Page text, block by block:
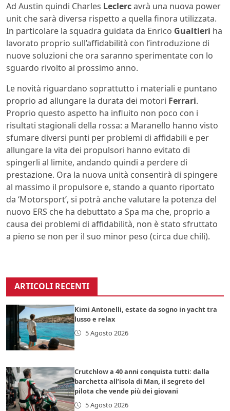
Ad Austin quindi Charles Leclercavrà una nuova power
unit che sarà diversa rispetto a quella finora utilizzata.
In particolare la squadra guidata da Enrico Gualtieri ha
lavorato proprio sull’affidabilità con l’introduzione di
nuove soluzioni che ora saranno sperimentate con lo
sguardo rivolto al prossimo anno.
Le novità riguardano soprattutto i materiali e puntano
proprio ad allungare la durata dei motori Ferrari.
Proprio questo aspetto ha influito non poco con i
risultati stagionali della rossa: a Maranello hanno visto
sfumare diversi punti per problemi di affidabili e per
allungare la vita dei propulsori hanno evitato di
spingerli al limite, andando quindi a perdere di
prestazione. Ora la nuova unità consentirà di spingere
al massimo il propulsore e, stando a quanto riportato
da ‘Motorsport’, si potrà anche valutare la potenza del
nuovo ERS che ha debuttato a Spa ma che, proprio a
causa dei problemi di affidabilità, non è stato sfruttato
a pieno se non per il suo minor peso (circa due chili).
ARTICOLI RECENTI
Kimi Antonelli, estate da sogno in yacht tra
lusso e relax
5 Agosto 2026
Crutchlow a 40 anni conquista tutti: dalla
barchetta all’isola di Man, il segreto del
pilota che vende più dei giovani
5 Agosto 2026